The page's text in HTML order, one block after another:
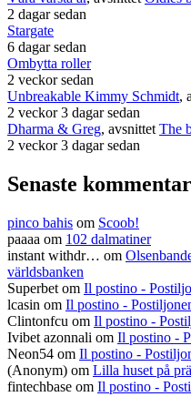
2 dagar sedan
Stargate
6 dagar sedan
Ombytta roller
2 veckor sedan
Unbreakable Kimmy Schmidt,
2 veckor 3 dagar sedan
Dharma & Greg, avsnittet The
2 veckor 3 dagar sedan
Senaste
pinco bahis om Scoob!
paaaa om 102 dalmatiner
instant withdr… om
världsbanken
Superbet om Il postino -
lcasin om Il postino -
Clintonfcu om Il postino -
Ivibet azonnali om Il postino -
Neon54 om Il postino -
(Anonym) om Lilla huset på
fintechbase om Il postino -